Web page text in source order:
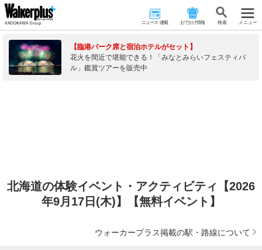
ニュース･連載 おでかけ情報 検 索 メニュー
【臨港パーク席と宿泊ホテルがセット】
花火を間近で堪能できる！「みなとみらいフェスティバ
ル」鑑賞ツアーを販売中
北海道の体験イベント・アクティビティ【2026
年9月17日(木)】【無料イベント】
ウォーカープラス掲載の駅・路線について